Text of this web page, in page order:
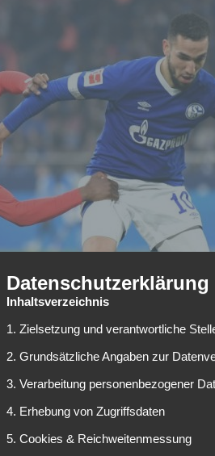
Werder Bremen könnte schon bald
eines angepeilten
Inhaltsverzeichnis
1. Zielsetzung und verantwortliche
2. Grundsätzliche Angaben zur
3. Verarbeitung personenbezogener
4. Erhebung von Zugriffsdaten
5. Cookies & Reichweitenmessung